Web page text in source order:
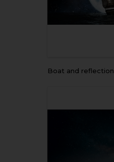
boat and reflection